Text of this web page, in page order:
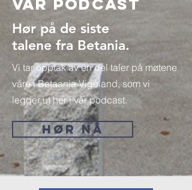
Hør på de siste
talene fra Betania.
Vi tar opptak av en del taler på møtene
våre i Betaania Vigeland, som vi
legger ut her i vår podcast.
HØR NÅ